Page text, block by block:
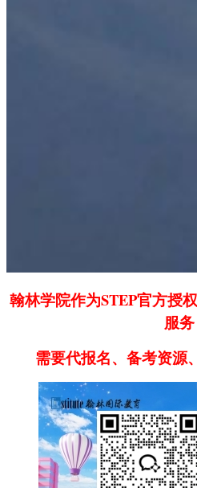
翰林学院作为STEP官方授
服务
需要代报名、备考资源